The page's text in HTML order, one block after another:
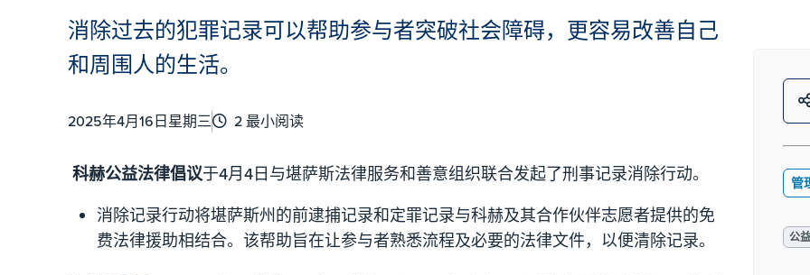
消除过去的犯罪记录可以帮助参与者突破社会障碍，更容易改善自己
和周围人的生活。
2025年4月16日星期三 2 最小阅读
科赫公益法律倡议于4月4日与堪萨斯法律服务和善意组织联合发起了刑事记录消除行动。
消除记录行动将堪萨斯州的前逮捕记录和定罪记录与科赫及其合作伙伴志愿者提供的免
费法律援助相结合。该帮助旨在让参与者熟悉流程及必要的法律文件，以便清除记录。
管
公